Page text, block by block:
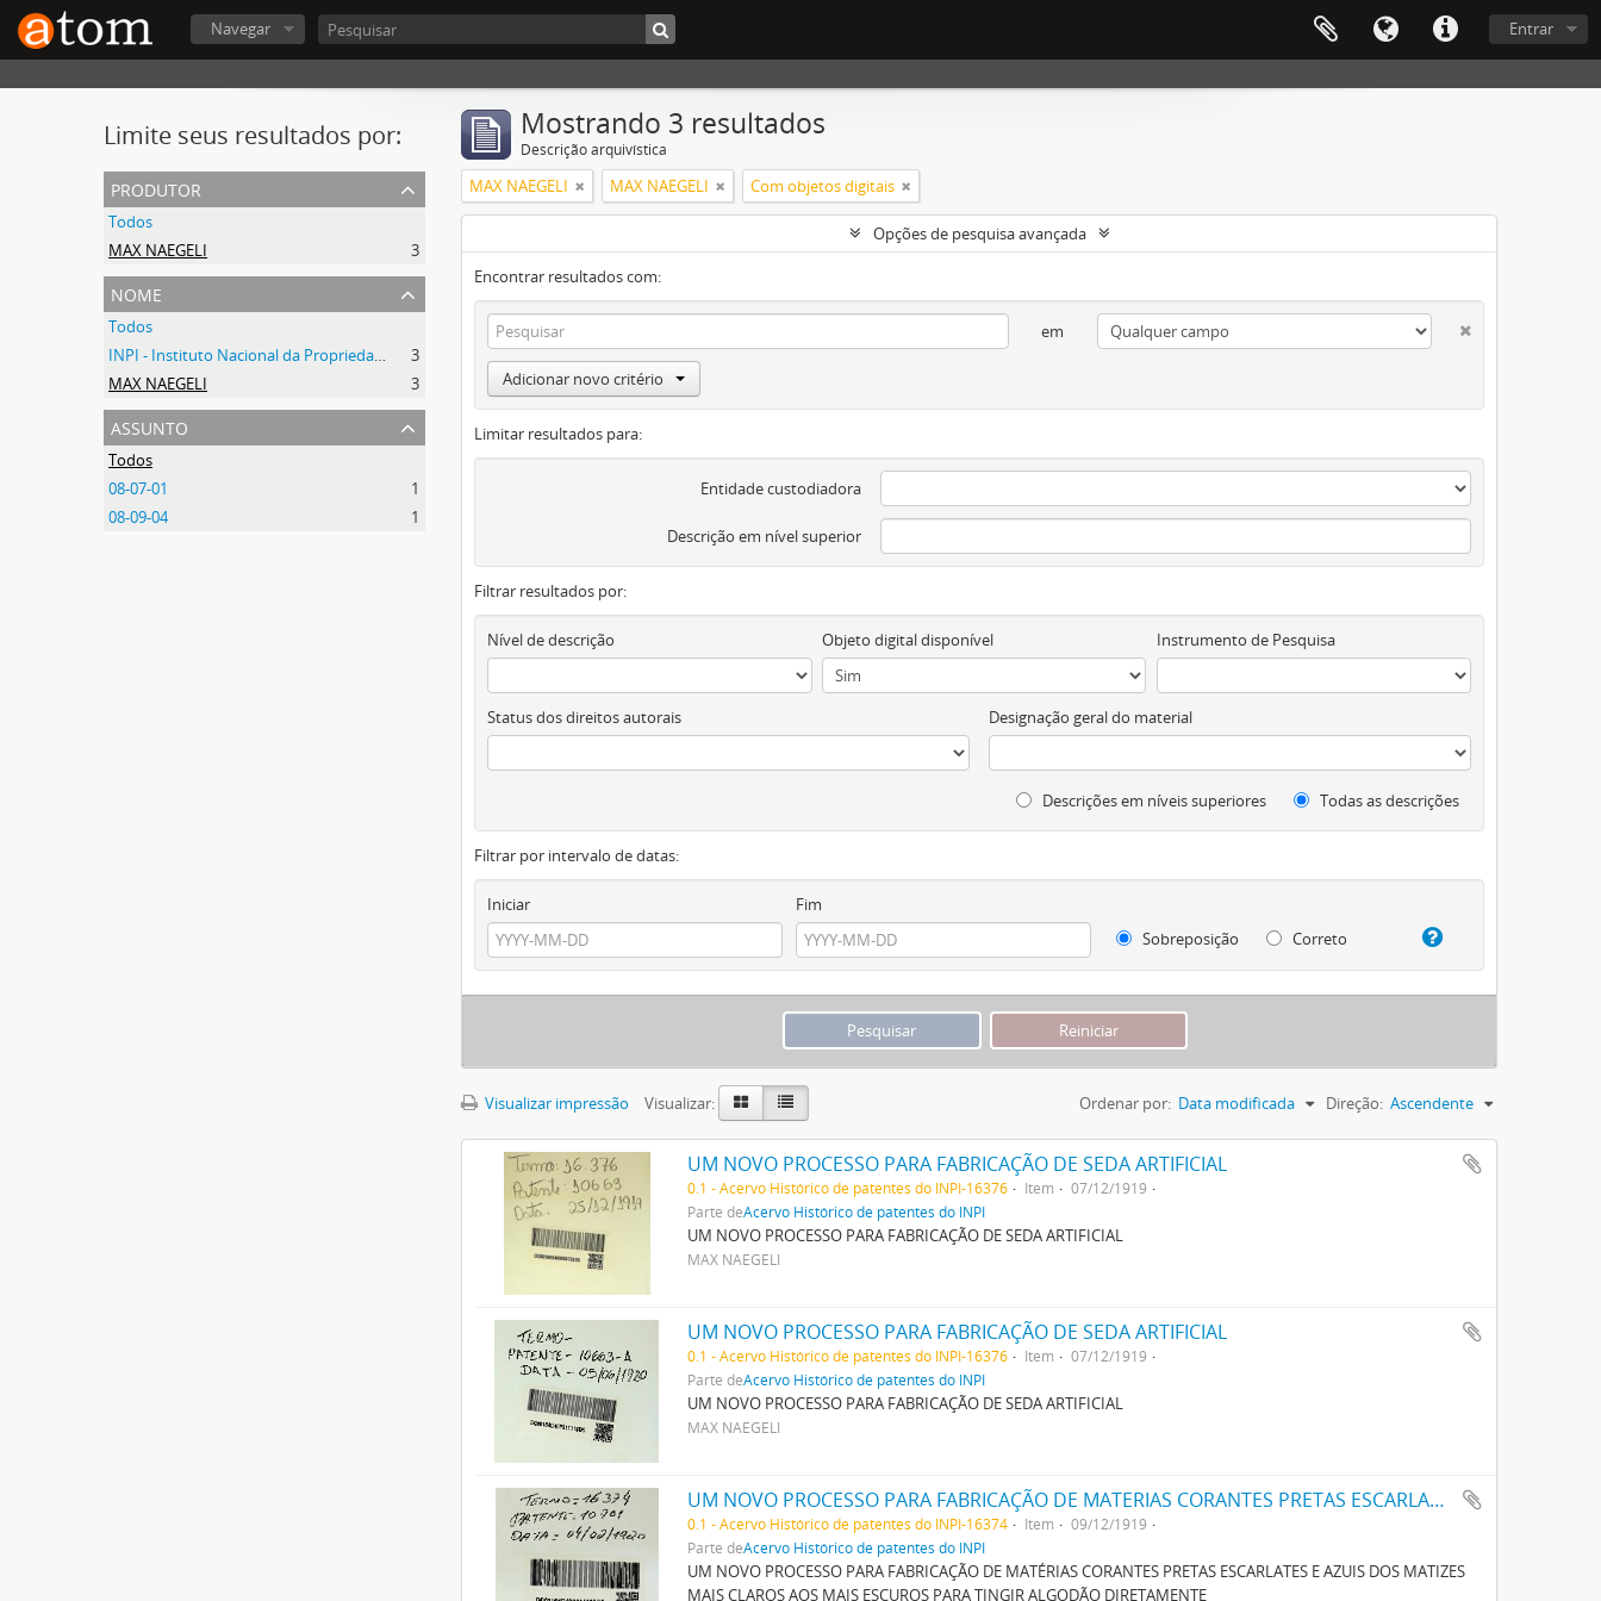
Entrar
Navegar
Limite seus resultados por:
produtor
Todos
MAX NAEGELI
3
nome
Todos
INPI - Instituto Nacional da Propriedade Industrial
3
MAX NAEGELI
3
assunto
Todos
08-07-01
1
08-09-04
1
Mostrando 3 resultados
Descrição arquivística
MAX NAEGELI MAX NAEGELI Com objetos digitais
Opções de pesquisa avançada
Encontrar resultados com:
em
Adicionar novo critério
Limitar resultados para:
Entidade custodiadora
Descrição em nível superior
Filtrar resultados por:
Nível de descrição Objeto digital disponível Instrumento de Pesquisa
Status dos direitos autorais Designação geral do material
Descrições em níveis superiores Todas as descrições
Filtrar por intervalo de datas:
Iniciar
Fim
Sobreposição
Correto
Visualizar impressão Visualizar: Ordenar por: Data modificada Direção: Ascendente
UM NOVO PROCESSO PARA FABRICAÇÃO DE SEDA ARTIFICIAL
0.1 - Acervo Histórico de patentes do INPI-16376 Item
07/12/1919
Parte deAcervo Histórico de patentes do INPI
UM NOVO PROCESSO PARA FABRICAÇÃO DE SEDA ARTIFICIAL
MAX NAEGELI
UM NOVO PROCESSO PARA FABRICAÇÃO DE SEDA ARTIFICIAL
0.1 - Acervo Histórico de patentes do INPI-16376 Item
07/12/1919
Parte deAcervo Histórico de patentes do INPI
UM NOVO PROCESSO PARA FABRICAÇÃO DE SEDA ARTIFICIAL
MAX NAEGELI
UM NOVO PROCESSO PARA FABRICAÇÃO DE MATERIAS CORANTES PRETAS ESCARLATES E AZUIS DOS MATIZES MAIS CLAROS AOS MAIS ESCUROS PARA TINGIR ALGODÃO DIRECTAMENTE
0.1 - Acervo Histórico de patentes do INPI-16374 Item
09/12/1919
Parte deAcervo Histórico de patentes do INPI
UM NOVO PROCESSO PARA FABRICAÇÃO DE MATÉRIAS CORANTES PRETAS ESCARLATES E AZUIS DOS MATIZES
MAIS CLAROS AOS MAIS ESCUROS PARA TINGIR ALGODÃO DIRETAMENTE